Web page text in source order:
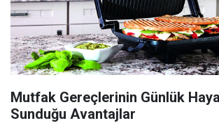
Mutfak Gereçlerinin Günlük
Sunduğu Avantajlar